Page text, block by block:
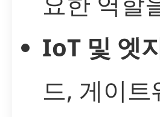
IoT 및 엣
드, 게이